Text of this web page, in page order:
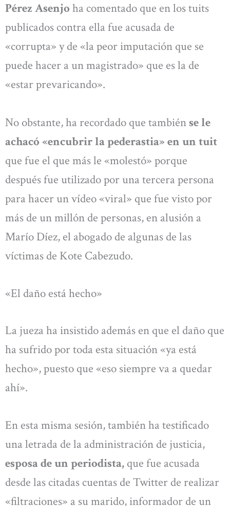
Pérez Asenjo ha comentado que en los tuits
publicados contra ella fue acusada de
«corrupta» y de «la peor imputación que se
puede hacer a un magistrado» que es la de
«estar prevaricando».
No obstante, ha recordado que tambiénse le
achacó «encubrir la pederastia» en un tuit
que fue el que más le «molestó» porque
después fue utilizado por una tercera persona
para hacer un vídeo «viral» que fue visto por
más de un millón de personas, en alusión a
Marío Díez, el abogado de algunas de las
víctimas de Kote Cabezudo.
«El daño está hecho»
La jueza ha insistido además en que el daño que
ha sufrido por toda esta situación «ya está
hecho», puesto que «eso siempre va a quedar
ahí».
En esta misma sesión, también ha testificado
una letrada de la administración de justicia,
esposa de un periodista, que fue acusada
desde las citadas cuentas de Twitter de realizar
«filtraciones» a su marido, informador de un